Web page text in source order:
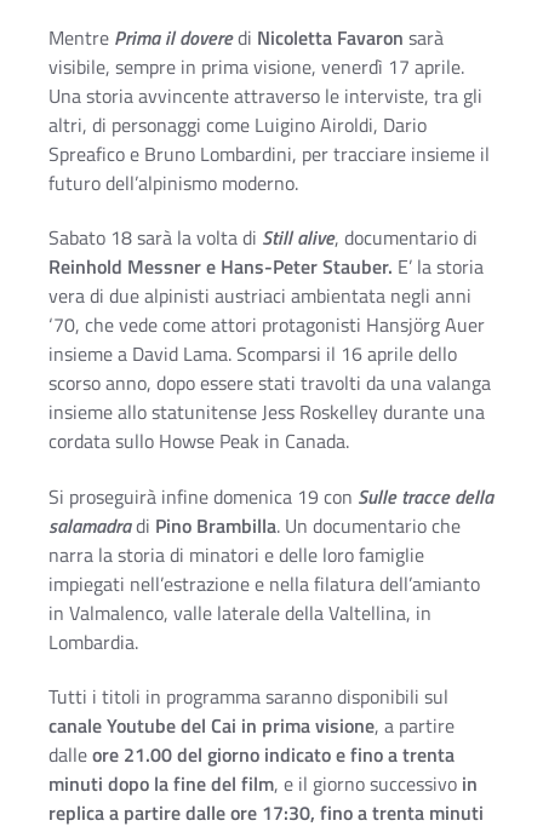
Mentre Prima il doveredi Nicoletta Favaron sarà
visibile, sempre in prima visione, venerdì 17 aprile.
Una storia avvincente attraverso le interviste, tra gli
altri, di personaggi come Luigino Airoldi, Dario
Spreafico e Bruno Lombardini, per tracciare insieme il
futuro dell’alpinismo moderno.
Sabato 18 sarà la volta di Still alive, documentario di
Reinhold Messner e Hans-Peter Stauber. E’ la storia
vera di due alpinisti austriaci ambientata negli anni
‘70, che vede come attori protagonisti Hansjörg Auer
insieme a David Lama. Scomparsi il 16 aprile dello
scorso anno, dopo essere stati travolti da una valanga
insieme allo statunitense Jess Roskelley durante una
cordata sullo Howse Peak in Canada.
Si proseguirà infine domenica 19 con Sulle tracce della
salamadradi Pino Brambilla. Un documentario che
narra la storia di minatori e delle loro famiglie
impiegati nell’estrazione e nella filatura dell’amianto
in Valmalenco, valle laterale della Valtellina, in
Lombardia.
Tutti i titoli in programma saranno disponibili sul
canale Youtube del Cai in prima visione, a partire
dalleore 21.00 del giorno indicato e fino a trenta
minuti dopo la fine del film, e il giorno successivo in
replica a partire dalle ore 17:30, fino a trenta minuti